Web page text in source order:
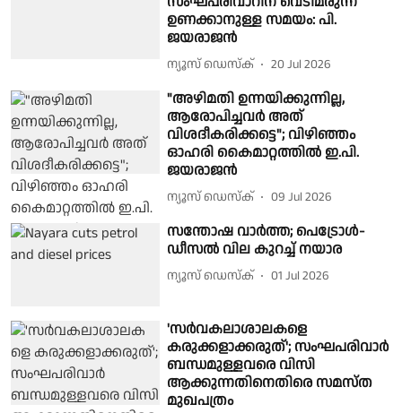
ഉണക്കാനുള്ള സമയം: പി.
ജയരാജന്‍
ന്യൂസ് ഡെസ്ക് 20 Jul 2026
"അഴിമതി ഉന്നയിക്കുന്നില്ല,
ആരോപിച്ചവർ അത്
വിശദീകരിക്കട്ടെ"; വിഴിഞ്ഞം
ഓഹരി കൈമാറ്റത്തിൽ ഇ.പി.
ജയരാജൻ
ന്യൂസ് ഡെസ്ക് 09 Jul 2026
സന്തോഷ വാർത്ത; പെട്രോൾ-
ഡീസൽ വില കുറച്ച് നയാര
ന്യൂസ് ഡെസ്ക് 01 Jul 2026
'സർവകലാശാലകളെ
കരുക്കളാക്കരുത്'; സംഘപരിവാർ
ബന്ധമുള്ളവരെ വിസി
ആക്കുന്നതിനെതിരെ സമസ്ത
മുഖപത്രം